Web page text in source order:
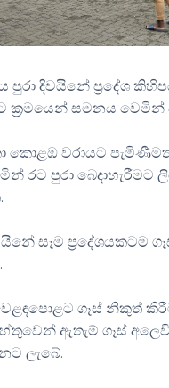
දිවයිනේ ප්‍රදේශ
ක්‍රමයෙන් සමනය වෙමින්
කොළඹ වරායට
රට පුරා බෙදාහැරීමට
සෑම ප්‍රදේශයකටම
ගෑස් නිකුත්
ඇතැම් ගෑස්
ලැබේ.